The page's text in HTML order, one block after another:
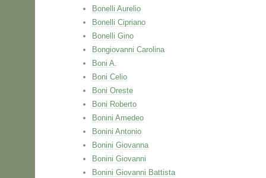
Bonelli Aurelio
Bonelli Cipriano
Bonelli Gino
Bongiovanni Carolina
Boni A.
Boni Celio
Boni Oreste
Boni Roberto
Bonini Amedeo
Bonini Antonio
Bonini Giovanna
Bonini Giovanni
Bonini Giovanni Battista